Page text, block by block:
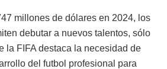
millones de dólares en 2024, los
debutar a nuevos talentos, sólo
la FIFA destaca la necesidad de
del futbol profesional para